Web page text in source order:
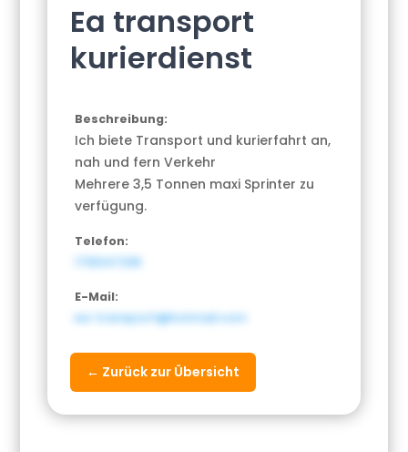
Ea transport
kurierdienst
Beschreibung:
Ich biete Transport und kurierfahrt an,
nah und fern Verkehr
Mehrere 3,5 Tonnen maxi Sprinter zu
verfügung.
Telefon:
1735347238
E-Mail:
ea-transport1@hotmail.com
← Zurück zur Übersicht